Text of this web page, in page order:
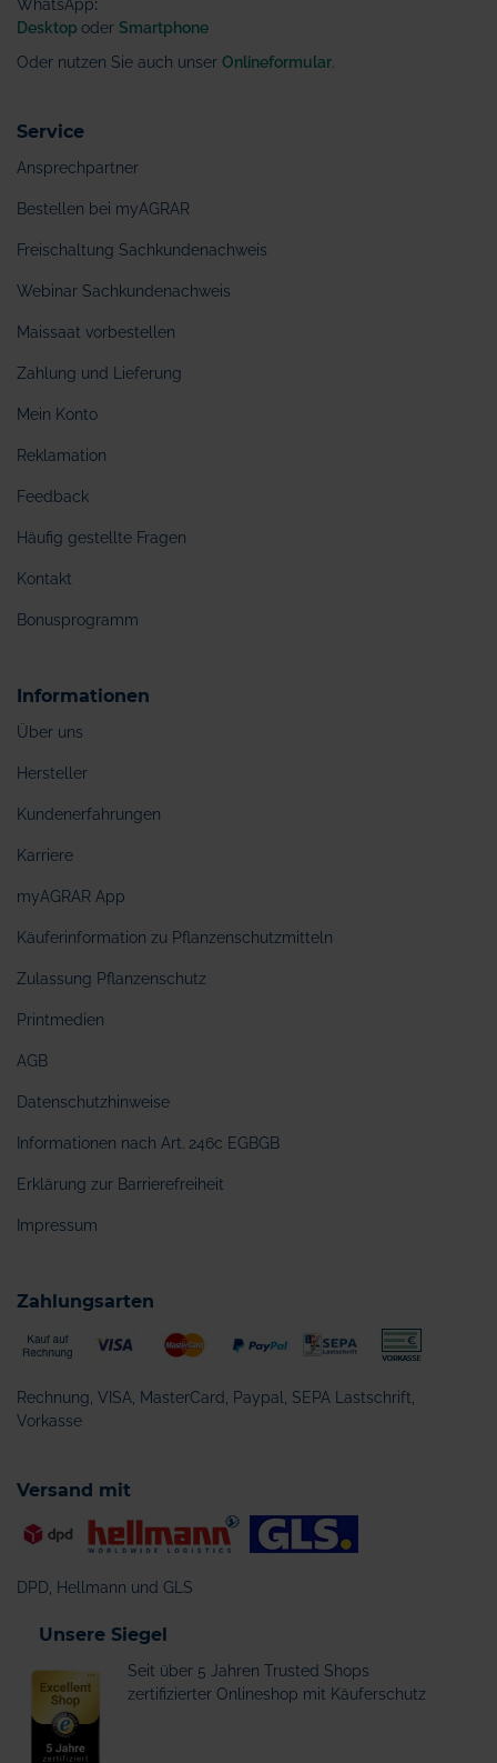
WhatsApp:
Desktop oder Smartphone
Oder nutzen Sie auch unser Onlineformular
Service
Ansprechpartner
Bestellen bei myAGRAR
Freischaltung Sachkundenachweis
Webinar Sachkundenachweis
Maissaat vorbestellen
Zahlung und Lieferung
Mein Konto
Reklamation
Feedback
Häufig gestellte Fragen
Kontakt
Bonusprogramm
Informationen
Über uns
Hersteller
Kundenerfahrungen
Karriere
myAGRAR App
Käuferinformation zu Pflanzenschutzmitteln
Zulassung Pflanzenschutz
Printmedien
AGB
Datenschutzhinweise
Informationen nach Art. 246c EGBGB
Erklärung zur Barrierefreiheit
Impressum
Zahlungsarten
Rechnung, VISA, MasterCard, Paypal, SEPA Lastschrift,
Vorkasse
Versand mit
DPD, Hellmann und GLS
Unsere Siegel
Seit über 5 Jahren Trusted Shops
zertifizierter Onlineshop mit Käuferschutz